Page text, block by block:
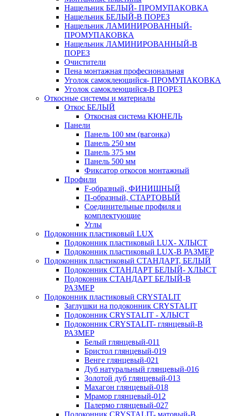
Нащельник БЕЛЫЙ- ПРОМУПАКОВКА
Нащельник БЕЛЫЙ-В ПОРЕЗ
Нащельник ЛАМИНИРОВАННЫЙ-
ПРОМУПАКОВКА
Нащельник ЛАМИНИРОВАННЫЙ-В
ПОРЕЗ
Очистители
Пена монтажная професиональная
Уголок самоклеющийся- ПРОМУПАКОВКА
Уголок самоклеющийся-В ПОРЕЗ
Откосные системы и материалы
Откос БЕЛЫЙ
Откосная система КЮНЕЛЬ
Панели
Панель 100 мм (вагонка)
Панель 250 мм
Панель 375 мм
Панель 500 мм
Фиксатор откосов монтажный
Профили
F-образный, ФИНИШНЫЙ
П-образный, СТАРТОВЫЙ
Соединительные профиля и
комплектующие
Углы
Подоконник пластиковый LUX
Подоконник пластиковый LUX- ХЛЫСТ
Подоконник пластиковый LUX-В РАЗМЕР
Подоконник пластиковый СТАНДАРТ, БЕЛЫЙ
Подоконник СТАНДАРТ БЕЛЫЙ- ХЛЫСТ
Подоконник СТАНДАРТ БЕЛЫЙ-В
РАЗМЕР
Подоконник пластиковый CRYSTALIT
Заглушки на подоконник CRYSTALIT
Подоконник CRYSTALIT - ХЛЫСТ
Подоконник CRYSTALIT- глянцевый-В
РАЗМЕР
Белый глянцевый-011
Бристол глянцевый-019
Венге глянцевый-021
Дуб натуральный глянцевый-016
Золотой дуб глянцевый-013
Махагон глянцевый-018
Мрамор глянцевый-012
Палермо глянцевый-027
Подоконник CRYSTALIT- матовый-В